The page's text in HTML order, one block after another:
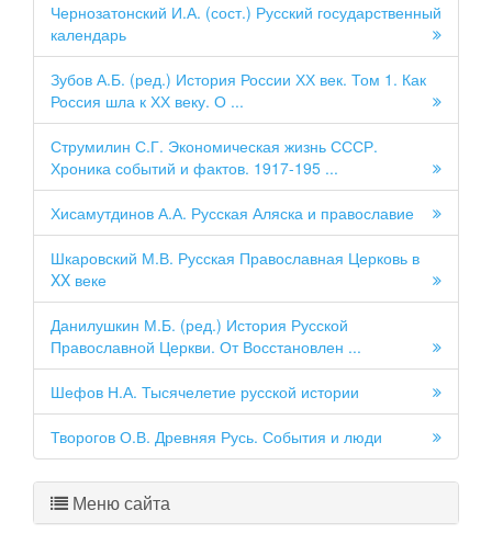
Чернозатонский И.А. (сост.) Русский государственный
календарь
Зубов А.Б. (ред.) История России ХХ век. Том 1. Как
Россия шла к ХХ веку. О ...
Струмилин С.Г. Экономическая жизнь СССР.
Хроника событий и фактов. 1917-195 ...
Хисамутдинов А.А. Русская Аляска и православие
Шкаровский М.В. Русская Православная Церковь в
XX веке
Данилушкин М.Б. (ред.) История Русской
Православной Церкви. От Восстановлен ...
Шефов Н.А. Тысячелетие русской истории
Творогов О.В. Древняя Русь. События и люди
Меню сайта